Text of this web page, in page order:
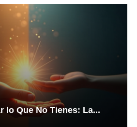
lo Que No Tienes: La...